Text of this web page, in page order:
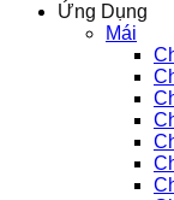
Ứng Dụng
Mái